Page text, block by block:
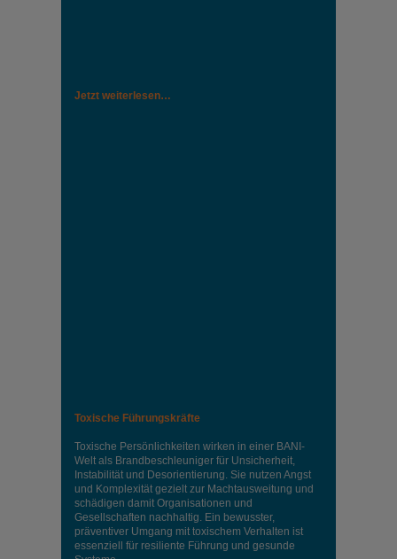
Jetzt weiterlesen…
Toxische Führungskräfte
Toxische Persönlichkeiten wirken in einer BANI-
Welt als Brandbeschleuniger für Unsicherheit,
Instabilität und Desorientierung. Sie nutzen Angst
und Komplexität gezielt zur Machtausweitung und
schädigen damit Organisationen und
Gesellschaften nachhaltig. Ein bewusster,
präventiver Umgang mit toxischem Verhalten ist
essenziell für resiliente Führung und gesunde